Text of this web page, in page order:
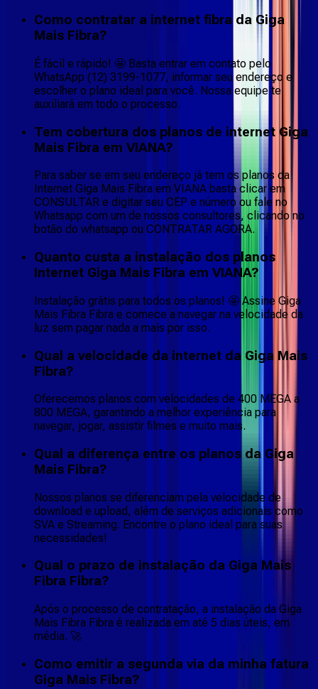
Como contratar a internet fibra da Giga
Mais Fibra?
É fácil e rápido! 🤩 Basta entrar em contato pelo
WhatsApp (12) 3199-1077, informar seu endereço e
escolher o plano ideal para você. Nossa equipe te
auxiliará em todo o processo.
Tem cobertura dos planos de internet Giga
Mais Fibra em VIANA?
Para saber se em seu endereço já tem os planos da
Internet Giga Mais Fibra em VIANA basta clicar em
CONSULTAR e digitar seu CEP e número ou fale no
Whatsapp com um de nossos consultores, clicando no
botão do whatsapp ou CONTRATAR AGORA.
Quanto custa a instalação dos planos
Internet Giga Mais Fibra em VIANA?
Instalação grátis para todos os planos! 🤩 Assine Giga
Mais Fibra Fibra e comece a navegar na velocidade da
luz sem pagar nada a mais por isso.
Qual a velocidade da internet da Giga Mais
Fibra?
Oferecemos planos com velocidades de 400 MEGA a
800 MEGA, garantindo a melhor experiência para
navegar, jogar, assistir filmes e muito mais.
Qual a diferença entre os planos da Giga
Mais Fibra?
Nossos planos se diferenciam pela velocidade de
download e upload, além de serviços adicionais como
SVA e Streaming. Encontre o plano ideal para suas
necessidades!
Qual o prazo de instalação da Giga Mais
Fibra Fibra?
Após o processo de contratação, a instalação da Giga
Mais Fibra Fibra é realizada em até 5 dias úteis, em
média. 🚀
Como emitir a segunda via da minha fatura
Giga Mais Fibra?